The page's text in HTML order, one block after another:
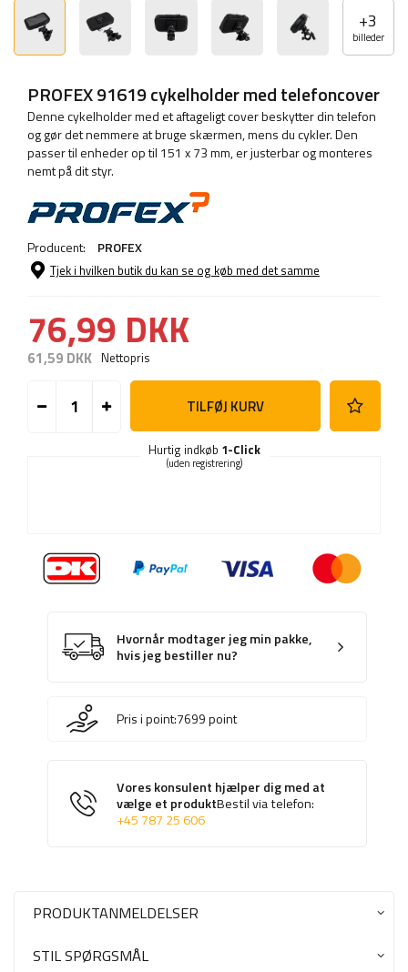
+3
billeder
PROFEX 91619 cykelholder med telefoncover
Denne cykelholder med et aftageligt cover beskytter din telefon
og gør det nemmere at bruge skærmen, mens du cykler. Den
passer til enheder op til 151 x 73 mm, er justerbar og monteres
nemt på dit styr.
Producent: PROFEX
Tjek i hvilken butik du kan se og køb med det samme
76,99 DKK
61,59 DKK Nettopris
TILFØJ KURV
Hurtig indkøb 1-Click
(uden registrering)
Hvornår modtager jeg min pakke,
hvis jeg bestiller nu?
Pris i point:7699point
Vores konsulent hjælper dig med at
vælge et produktBestil via telefon:
+45 787 25 606
PRODUKTANMELDELSER
STIL SPØRGSMÅL